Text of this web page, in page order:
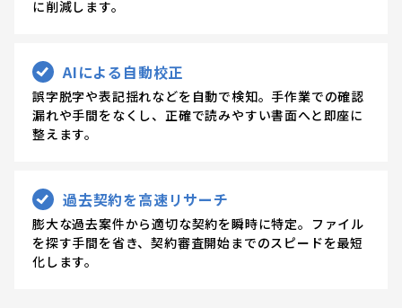
に削減します。
AIによる自動校正
誤字脱字や表記揺れなどを自動で検知。手作業での確認
漏れや手間をなくし、正確で読みやすい書面へと即座に
整えます。
過去契約を高速リサーチ
膨大な過去案件から適切な契約を瞬時に特定。ファイル
を探す手間を省き、契約審査開始までのスピードを最短
化します。